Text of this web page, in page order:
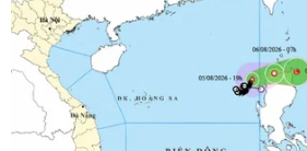
Quảng cáo: Phó TBT Nguyễn Thị Tám:
tamvna@gmail.com
Điện thoại: (024) 39411349 - (024)
39411348
Email:vietnamplus2008@gmail.com